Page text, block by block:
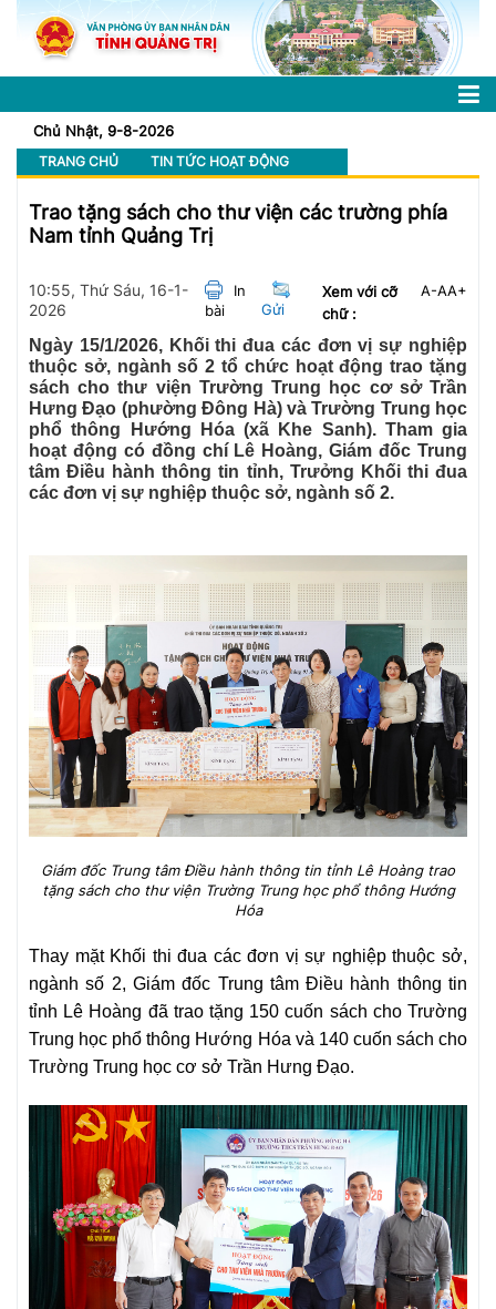
Chủ Nhật, 9-8-2026
TRANG CHỦ TIN TỨC HOẠT ĐỘNG
Trao tặng sách cho thư viện các trường phía
Nam tỉnh Quảng Trị
10:55, Thứ Sáu, 16-1-
2026
In
bài
Gửi
Xem với cỡ
chữ :
A-AA+
Ngày 15/1/2026, Khối thi đua các đơn vị sự nghiệp
thuộc sở, ngành số 2 tổ chức hoạt động trao tặng
sách cho thư viện Trường Trung học cơ sở Trần
Hưng Đạo (phường Đông Hà) và Trường Trung học
phổ thông Hướng Hóa (xã Khe Sanh). Tham gia
hoạt động có đồng chí Lê Hoàng, Giám đốc Trung
tâm Điều hành thông tin tỉnh, Trưởng Khối thi đua
các đơn vị sự nghiệp thuộc sở, ngành số 2.
Giám đốc Trung tâm Điều hành thông tin tỉnh Lê Hoàng trao
tặng sách cho thư viện Trường Trung học phổ thông Hướng
Hóa
Thay mặt Khối thi đua các đơn vị sự nghiệp thuộc sở,
ngành số 2, Giám đốc Trung tâm Điều hành thông tin
tỉnh Lê Hoàng đã trao tặng 150 cuốn sách cho Trường
Trung học phổ thông Hướng Hóa và 140 cuốn sách cho
Trường Trung học cơ sở Trần Hưng Đạo.